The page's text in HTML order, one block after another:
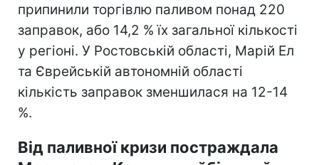
припинили торгівлю паливом понад 220
заправок, або 14,2 % їх загальної кількості
у регіоні. У Ростовській області, Марій Ел
та Єврейській автономній області
кількість заправок зменшилася на 12-14
%.
Від паливної кризи постраждала